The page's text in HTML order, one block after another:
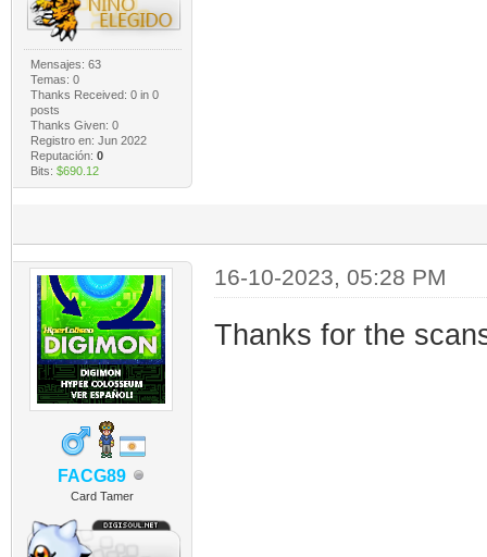
Mensajes: 63
Temas: 0
Thanks Received: 0in 0
posts
Thanks Given: 0
Registro en: Jun 2022
Reputación: 0
Bits: $690.12
FACG89
Card Tamer
16-10-2023, 05:28 PM
Thanks for the